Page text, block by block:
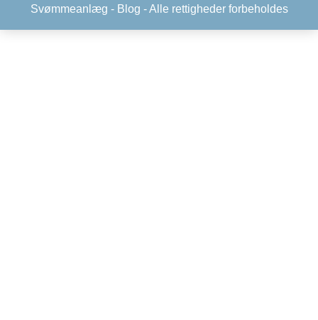
Svømmeanlæg - Blog - Alle rettigheder forbeholdes